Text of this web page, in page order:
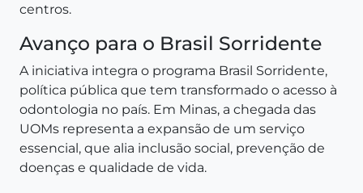
centros.
Avanço para o Brasil Sorridente
A iniciativa integra o programa Brasil Sorridente,
política pública que tem transformado o acesso à
odontologia no país. Em Minas, a chegada das
UOMs representa a expansão de um serviço
essencial, que alia inclusão social, prevenção de
doenças e qualidade de vida.